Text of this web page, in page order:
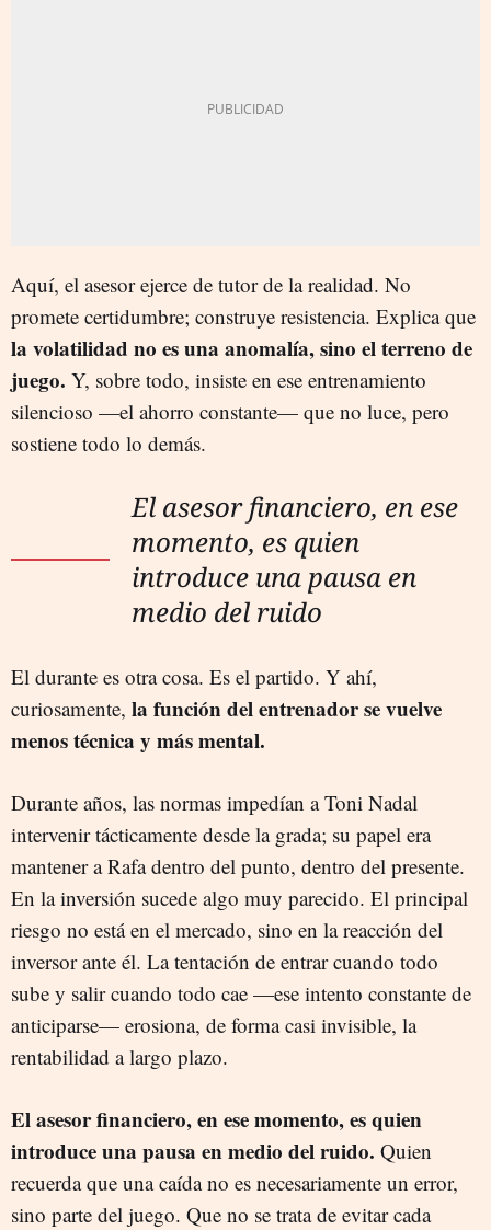
Aquí, el asesor ejerce de tutor de la realidad. No
promete certidumbre; construye resistencia. Explica que
la volatilidad no es una anomalía, sino el terreno de
juego. Y, sobre todo, insiste en ese entrenamiento
silencioso —el ahorro constante— que no luce, pero
sostiene todo lo demás.
El asesor financiero, en ese
momento, es quien
introduce una pausa en
medio del ruido
El durante es otra cosa. Es el partido. Y ahí,
curiosamente, la función del entrenador se vuelve
menos técnica y más mental.
Durante años, las normas impedían a Toni Nadal
intervenir tácticamente desde la grada; su papel era
mantener a Rafa dentro del punto, dentro del presente.
En la inversión sucede algo muy parecido. El principal
riesgo no está en el mercado, sino en la reacción del
inversor ante él. La tentación de entrar cuando todo
sube y salir cuando todo cae —ese intento constante de
anticiparse— erosiona, de forma casi invisible, la
rentabilidad a largo plazo.
El asesor financiero, en ese momento, es quien
introduce una pausa en medio del ruido. Quien
recuerda que una caída no es necesariamente un error,
sino parte del juego. Que no se trata de evitar cada